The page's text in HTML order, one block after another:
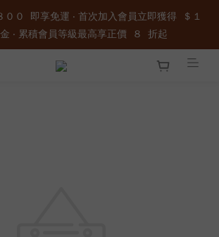
０  即享免運 ‧ 首次加入會員立即獲得  ＄１
‧ 累積會員等級最高享正價  ８  折起
０  即享免運 ‧ 首次加入會員立即獲得  ＄１
‧ 累積會員等級最高享正價  ８  折起
ID : @wau4368o 享額外秘密折扣